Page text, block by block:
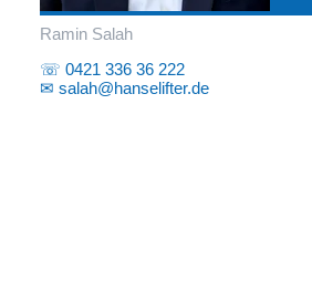
Ramin Salah
☏ 0421 336 36 222
✉ salah@hanselifter.de